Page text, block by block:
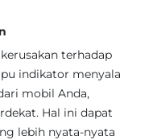
terhadap
indikator menyala
mobil Anda,
Hal ini dapat
lebih nyata-nyata